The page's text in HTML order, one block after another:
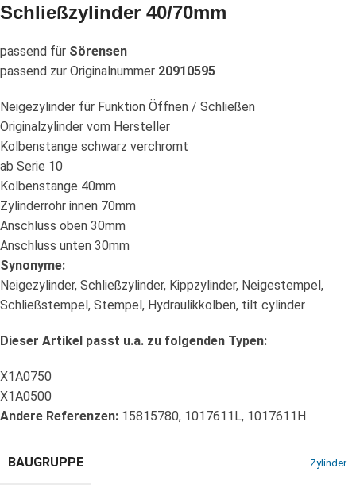
Schließzylinder 40/70mm
passend für Sörensen
passend zur Originalnummer 20910595
Neigezylinder für Funktion Öffnen / Schließen
Originalzylinder vom Hersteller
Kolbenstange schwarz verchromt
ab Serie 10
Kolbenstange 40mm
Zylinderrohr innen 70mm
Anschluss oben 30mm
Anschluss unten 30mm
Synonyme:
Neigezylinder, Schließzylinder, Kippzylinder, Neigestempel,
Schließstempel, Stempel, Hydraulikkolben, tilt cylinder
Dieser Artikel passt u.a. zu folgenden Typen:
X1A0750
X1A0500
Andere Referenzen: 15815780, 1017611L, 1017611H
BAUGRUPPE Zylinder